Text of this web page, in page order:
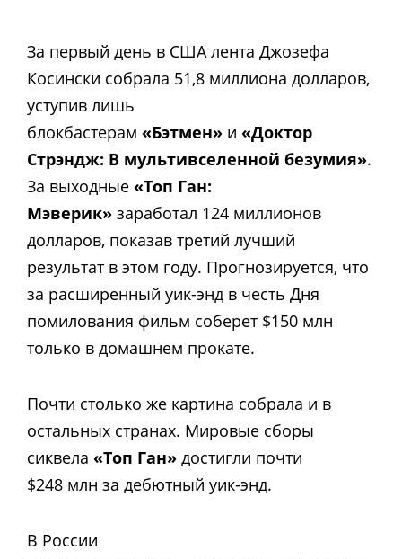
За первый день в США лента Джозефа
Косински собрала 51,8 миллиона долларов,
уступив лишь
блокбастерам «Бэтмен» и «Доктор
Стрэндж: В мультивселенной безумия».
За выходные «Топ Ган:
Мэверик» заработал 124 миллионов
долларов, показав третий лучший
результат в этом году. Прогнозируется, что
за расширенный уик-энд в честь Дня
помилования фильм соберет $150 млн
только в домашнем прокате.
Почти столько же картина собрала и в
остальных странах. Мировые сборы
сиквела «Топ Ган» достигли почти
$248 млн за дебютный уик-энд.
В России